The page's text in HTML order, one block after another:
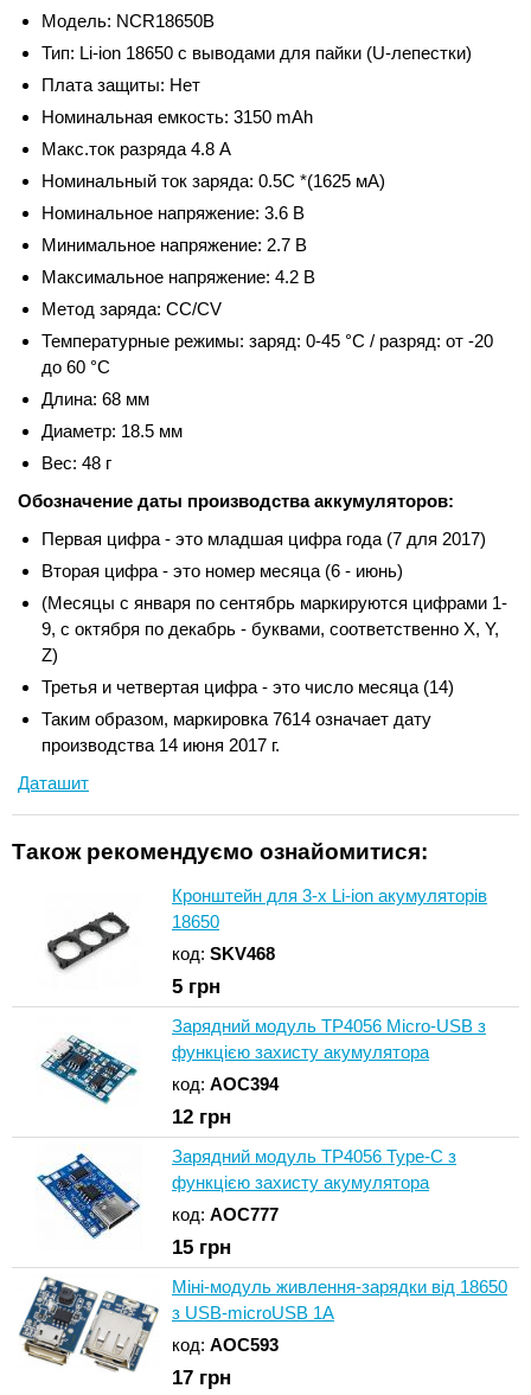
Модель: NCR18650B
Тип: Li-ion 18650 с выводами для пайки (U-лепестки)
Плата защиты: Нет
Номинальная емкость: 3150 mAh
Макс.ток разряда 4.8 А
Номинальный ток заряда: 0.5С *(1625 мА)
Номинальное напряжение: 3.6 В
Минимальное напряжение: 2.7 В
Максимальное напряжение: 4.2 В
Метод заряда: CC/CV
Температурные режимы: заряд: 0-45 °С / разряд: от -20
до 60 °С
Длина: 68 мм
Диаметр: 18.5 мм
Вес: 48 г
Обозначение даты производства аккумуляторов:
Первая цифра - это младшая цифра года (7 для 2017)
Вторая цифра - это номер месяца (6 - июнь)
(Месяцы с января по сентябрь маркируются цифрами 1-
9, с октября по декабрь - буквами, соответственно X, Y,
Z)
Третья и четвертая цифра - это число месяца (14)
Таким образом, маркировка 7614 означает дату
производства 14 июня 2017 г.
Даташит
Також рекомендуємо ознайомитися:
Кронштейн для 3-х Li-ion акумуляторів
18650
код: SKV468
5 грн
Зарядний модуль TP4056 Micro-USB з
функцією захисту акумулятора
код: AOC394
12 грн
Зарядний модуль TP4056 Type-C з
функцією захисту акумулятора
код: AOC777
15 грн
Міні-модуль живлення-зарядки від 18650
з USB-microUSB 1А
код: AOC593
17 грн